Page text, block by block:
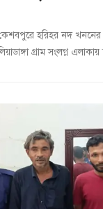
হরিহর নদ খননের
গ্রাম সংলগ্ন এলাকায়